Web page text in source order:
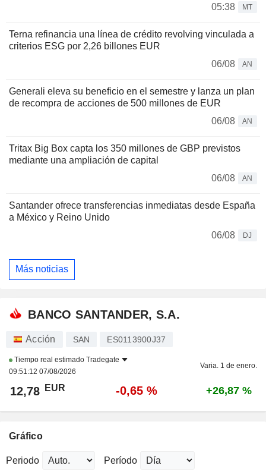
05:38
MT
Terna refinancia una línea de crédito revolving vinculada a
criterios ESG por 2,26 billones EUR
06/08
AN
Generali eleva su beneficio en el semestre y lanza un plan
de recompra de acciones de 500 millones de EUR
06/08
AN
Tritax Big Box capta los 350 millones de GBP previstos
mediante una ampliación de capital
06/08
AN
Santander ofrece transferencias inmediatas desde España
a México y Reino Unido
06/08
DJ
Más noticias
BANCO SANTANDER, S.A.
Acción SAN ES0113900J37
Tiempo real estimado Tradegate
09:51:12 07/08/2026
Varia. 1 de enero.
12,78 EUR -0,65 % +26,87 %
Gráfico
Periodo Período